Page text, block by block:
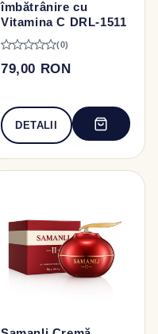
îmbătrânire cu
Vitamina C DRL-1511
(0)
79,00 RON
DETALII